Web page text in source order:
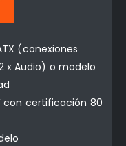
(conexiones
2 x Audio) o modelo
con certificación 80